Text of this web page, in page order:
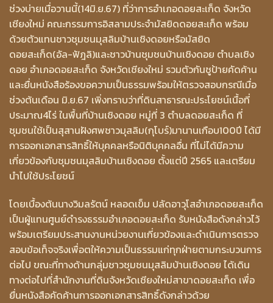
ช่วงบ่ายเมื่อวานนี้(14มิ.ย.67) ที่ว่าการอำเภอดอยสะเก็ด จังหวัด
เชียงใหม่ คณะกรรมการอิสลามประจำมัสยิดดอยสะเก็ด พร้อม
ด้วยตัวแทนชาวชุมชนมุสลิมบ้านเชิงดอยหรือมัสยิด
ดอยสะเก็ด(อัล-ฟัฎลิ)และชาวบ้านชุมชนบ้านเชิงดอย ตำบลเชิง
ดอย อำเภอดอยสะเก็ด จังหวัดเชียงใหม่ รวมตัวกันชูป้ายคัดค้าน
และยื่นหนังสือร้องขอความเป็นธรรมพร้อมให้ตรวจสอบกรณีเมื่อ
ช่วงต้นเดือน มิ.ย.67 เพิ่งทราบว่าที่ดินสาธารณะประโยชน์เนื้อที่
ประมาณ4ไร่ ในพื้นที่บ้านเชิงดอย หมู่ที่ 3 ตำบลดอยสะเก็ด ที่
ชุมชนใช้เป็นสุสานฝังศพชาวมุสลิม(กุโบร์)มานานเกือบ100ปี ได้มี
การออกเอกสารสิทธิ์ให้บุคคลหรือนิติบุคคลอื่น ที่ไม่ได้มีความ
เกี่ยวข้องกับชุมชนมุสลิมบ้านเชิงดอย ตั้งแต่ปี 2565 และเตรียม
นำไปใช้ประโยชน์
โดยเบื้องต้นนางวิมลรัตน์ หลอดเข็ม ปลัดอาวุโสอำเภอดอยสะเก็ด
เป็นผู้แทนศูนย์ดำรงธรรมอำเภอดอยสะเก็ด รับหนังสือดังกล่าวไว้
พร้อมเตรียมประสานงานหน่วยงานเกี่ยวข้องและดำเนินการตรวจ
สอบข้อเท็จจริงเพื่อตให้ความเป็นธรรมแก่ทุกฝ่ายตามกระบวนการ
ต่อไป ขณะที่ทางด้านกลุ่มชาวชุมชนมุสลิมบ้านเชิงดอย ได้เดิน
ทางต่อไปที่สำนักงานที่ดินจังหวัดเชียงใหม่สาขาดอยสะเก็ด เพื่อ
ยื่นหนังสือคัดค้านการออกเอกสารสิทธิ์ดังกล่าวด้วย